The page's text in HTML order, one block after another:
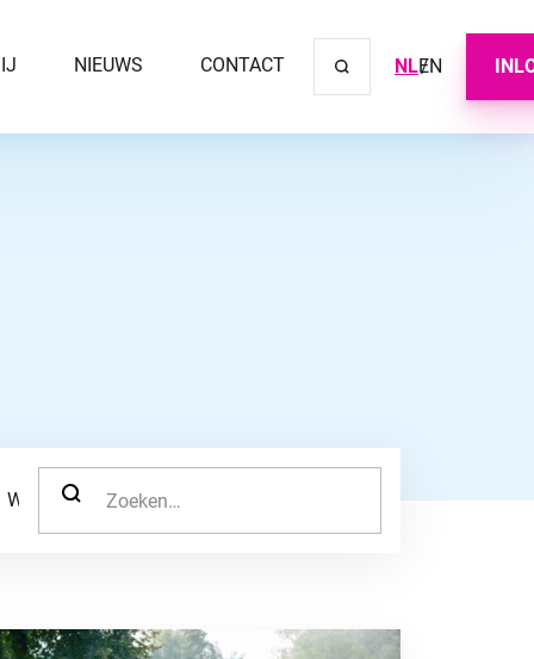
NIEUWS CONTACT NLEN
WERKNEMER
ZOEK NAAR:
NAAR “PENSIOEN GAAT OVER DE TOEKOMST VAN JOUW
Sluit